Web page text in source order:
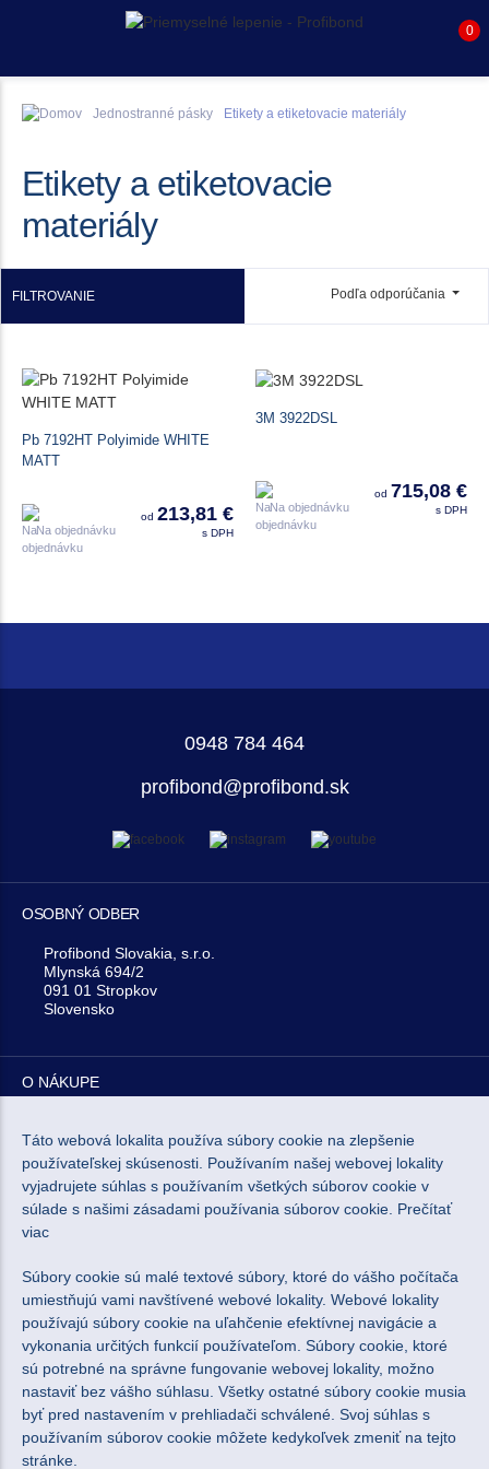
Jednostranné pásky Etikety a etiketovacie materiály
Etikety a etiketovacie
materiály
FILTROVANIE Podľa odporúčania
Pb 7192HT Polyimide WHITE
MATT
Na objednávku
od 213,81 €
s DPH
3M 3922DSL
Na objednávku
od 715,08 €
s DPH
0948 784 464
profibond@profibond.sk
OSOBNÝ ODBER
Profibond Slovakia, s.r.o.
Mlynská 694/2
091 01 Stropkov
Slovensko
O NÁKUPE
O NÁS
NEWSLETTER
Súhlasím so spracovaním osobných údajov pre marketingové
účely. Zásady ochrany osobných údajov.
0
Táto webová lokalita používa súbory cookie na zlepšenie
používateľskej skúsenosti. Používaním našej webovej lokality
vyjadrujete súhlas s používaním všetkých súborov cookie v
súlade s našimi zásadami používania súborov cookie. Prečítať
viac
Súbory cookie sú malé textové súbory, ktoré do vášho počítača
umiestňujú vami navštívené webové lokality. Webové lokality
používajú súbory cookie na uľahčenie efektívnej navigácie a
vykonania určitých funkcií používateľom. Súbory cookie, ktoré
sú potrebné na správne fungovanie webovej lokality, možno
nastaviť bez vášho súhlasu. Všetky ostatné súbory cookie musia
byť pred nastavením v prehliadači schválené. Svoj súhlas s
používaním súborov cookie môžete kedykoľvek zmeniť na tejto
stránke.